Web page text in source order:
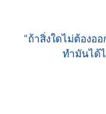
“ถ้าสิ่งใดไม่ต้อง
ทำมันได้